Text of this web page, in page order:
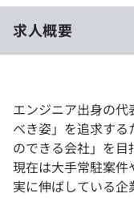
契約内容・クーポン
求人概要
エンジニア出身の代
べき姿」を追求する
のできる会社」を目
現在は大手常駐案
実に伸ばしている企